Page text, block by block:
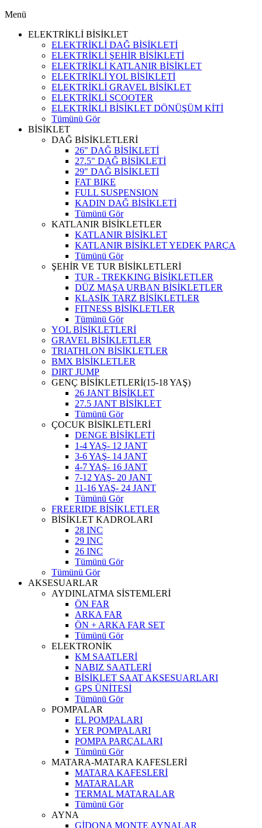
Menü
ELEKTRİKLİ BİSİKLET
ELEKTRİKLİ DAĞ BİSİKLETİ
ELEKTRİKLİ ŞEHİR BİSİKLETİ
ELEKTRİKLİ KATLANIR BİSİKLET
ELEKTRİKLİ YOL BİSİKLETİ
ELEKTRİKLİ GRAVEL BİSİKLET
ELEKTRİKLİ SCOOTER
ELEKTRİKLİ BİSİKLET DÖNÜŞÜM KİTİ
Tümünü Gör
BİSİKLET
DAĞ BİSİKLETLERİ
26" DAĞ BİSİKLETİ
27.5" DAĞ BİSİKLETİ
29" DAĞ BİSİKLETİ
FAT BIKE
FULL SUSPENSION
KADIN DAĞ BİSİKLETİ
Tümünü Gör
KATLANIR BİSİKLETLER
KATLANIR BİSİKLET
KATLANIR BİSİKLET YEDEK PARÇA
Tümünü Gör
ŞEHİR VE TUR BİSİKLETLERİ
TUR - TREKKING BİSİKLETLER
DÜZ MAŞA URBAN BİSİKLETLER
KLASİK TARZ BİSİKLETLER
FITNESS BİSİKLETLER
Tümünü Gör
YOL BİSİKLETLERİ
GRAVEL BİSİKLETLER
TRIATHLON BİSİKLETLER
BMX BİSİKLETLER
DIRT JUMP
GENÇ BİSİKLETLERİ(15-18 YAŞ)
26 JANT BİSİKLET
27.5 JANT BİSİKLET
Tümünü Gör
ÇOCUK BİSİKLETLERİ
DENGE BİSİKLETİ
1-4 YAŞ- 12 JANT
3-6 YAŞ- 14 JANT
4-7 YAŞ- 16 JANT
7-12 YAŞ- 20 JANT
11-16 YAŞ- 24 JANT
Tümünü Gör
FREERIDE BİSİKLETLER
BİSİKLET KADROLARI
28 INC
29 INC
26 INC
Tümünü Gör
Tümünü Gör
AKSESUARLAR
AYDINLATMA SİSTEMLERİ
ÖN FAR
ARKA FAR
ÖN + ARKA FAR SET
Tümünü Gör
ELEKTRONİK
KM SAATLERİ
NABIZ SAATLERİ
BİSİKLET SAAT AKSESUARLARI
GPS ÜNİTESİ
Tümünü Gör
POMPALAR
EL POMPALARI
YER POMPALARI
POMPA PARÇALARI
Tümünü Gör
MATARA-MATARA KAFESLERİ
MATARA KAFESLERİ
MATARALAR
TERMAL MATARALAR
Tümünü Gör
AYNA
GİDONA MONTE AYNALAR